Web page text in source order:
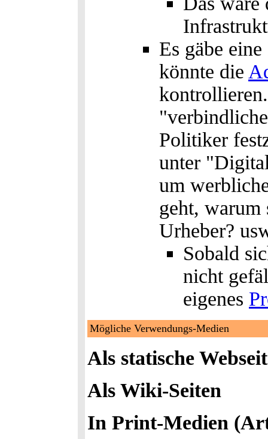
Es gäbe
könnte die
Politiker
unter
um
geht,
Urheber?
Sobald
nicht
eigenes
Mögliche Verwendungs-Medien
Als statische
Als Wiki-Seiten
In Print-Medien